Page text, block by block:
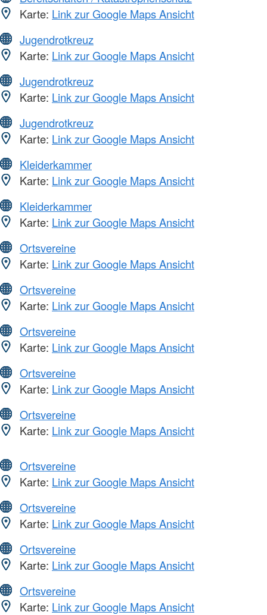
Karte: Link zur Google Maps Ansicht
Jugendrotkreuz
Karte: Link zur Google Maps Ansicht
Jugendrotkreuz
Karte: Link zur Google Maps Ansicht
Jugendrotkreuz
Karte: Link zur Google Maps Ansicht
Kleiderkammer
Karte: Link zur Google Maps Ansicht
Kleiderkammer
Karte: Link zur Google Maps Ansicht
Ortsvereine
Karte: Link zur Google Maps Ansicht
Ortsvereine
Karte: Link zur Google Maps Ansicht
Ortsvereine
Karte: Link zur Google Maps Ansicht
Ortsvereine
Karte: Link zur Google Maps Ansicht
Ortsvereine
Karte: Link zur Google Maps Ansicht
Ortsvereine
Karte: Link zur Google Maps Ansicht
Ortsvereine
Karte: Link zur Google Maps Ansicht
Ortsvereine
Karte: Link zur Google Maps Ansicht
Ortsvereine
Karte: Link zur Google Maps Ansicht